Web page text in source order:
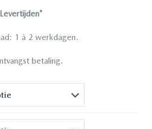
Levertijden*
1 à 2 werkdagen.
betaling.